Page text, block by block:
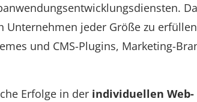
Unternehmen jeder Größe zu
und CMS-Plugins, Marketing-
Erfolge in der individuellen Web-